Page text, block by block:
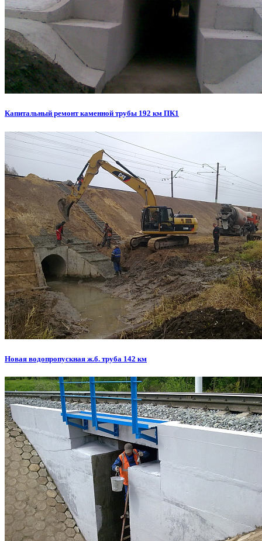
Капитальный ремонт каменной трубы 192 км ПК1
Новая водопропускная ж.б. труба 142 км